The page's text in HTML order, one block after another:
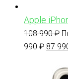
Apple
108 990₽
990 ₽. 87